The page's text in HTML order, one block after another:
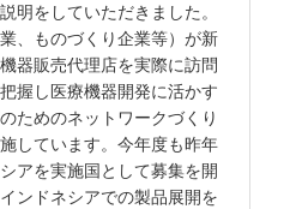
明をしていただきました。
、ものづくり企業等）が新
器販売代理店を実際に訪問
握し医療機器開発に活かす
ためのネットワークづくり
しています。今年度も昨年
アを実施国として募集を開
ンドネシアでの製品展開を